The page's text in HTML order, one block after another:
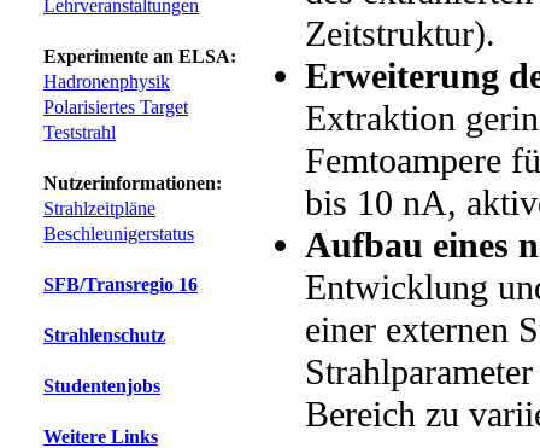
Lehrveranstaltungen
Experimente an ELSA:
Hadronenphysik
Polarisiertes Target
Teststrahl
Nutzerinformationen:
Strahlzeitpläne
Beschleunigerstatus
SFB/Transregio 16
Strahlenschutz
Studentenjobs
Weitere Links
Zeitstruktur).
Erweiterung
Extraktion
Femtoampere
bis 10 nA,
Aufbau eines
Entwicklung
einer externen
Bereich zu